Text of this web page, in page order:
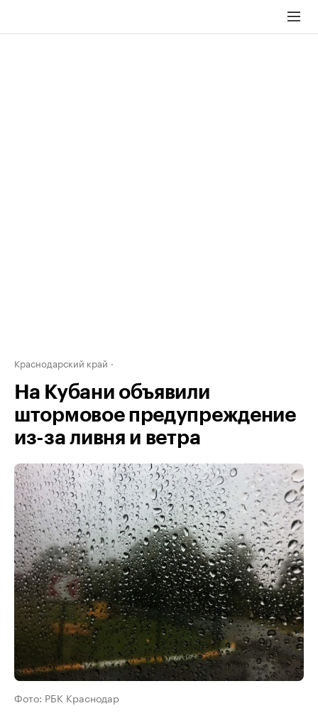
Краснодарский край
На Кубани объявили
штормовое предупреждение
из-за ливня и ветра
Фото: РБК Краснодар